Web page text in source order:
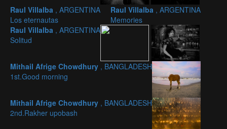
Raul Villalba , ARGENTINA
Los eternautas
Raul Villalba , ARGENTINA
Memories
Raul Villalba , ARGENTINA
Solitud
Mithail Afrige Chowdhury , BANGLADESH
1st.Good morning
Mithail Afrige Chowdhury , BANGLADESH
2nd.Rakher upobash